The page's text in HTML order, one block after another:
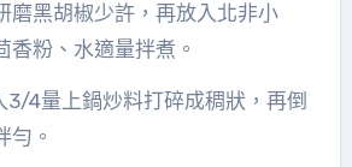
磨黑胡椒少許，再放入北非小
香粉、水適量拌煮。
3/4量上鍋炒料打碎成稠狀，再倒
勻。